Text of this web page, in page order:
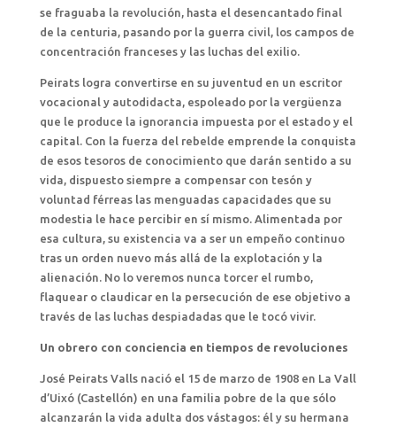
se fraguaba la revolución, hasta el desencantado final
de la centuria, pasando por la guerra civil, los campos de
concentración franceses y las luchas del exilio.
Peirats logra convertirse en su juventud en un escritor
vocacional y autodidacta, espoleado por la vergüenza
que le produce la ignorancia impuesta por el estado y el
capital. Con la fuerza del rebelde emprende la conquista
de esos tesoros de conocimiento que darán sentido a su
vida, dispuesto siempre a compensar con tesón y
voluntad férreas las menguadas capacidades que su
modestia le hace percibir en sí mismo. Alimentada por
esa cultura, su existencia va a ser un empeño continuo
tras un orden nuevo más allá de la explotación y la
alienación. No lo veremos nunca torcer el rumbo,
flaquear o claudicar en la persecución de ese objetivo a
través de las luchas despiadadas que le tocó vivir.
Un obrero con conciencia en tiempos de revoluciones
José Peirats Valls nació el 15 de marzo de 1908 en La Vall
d’Uixó (Castellón) en una familia pobre de la que sólo
alcanzarán la vida adulta dos vástagos: él y su hermana